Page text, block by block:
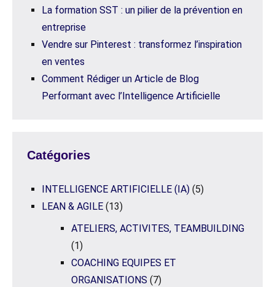
La formation SST : un pilier de la prévention en
entreprise
Vendre sur Pinterest : transformez l’inspiration
en ventes
Comment Rédiger un Article de Blog
Performant avec l’Intelligence Artificielle
Catégories
INTELLIGENCE ARTIFICIELLE (IA) (5)
LEAN & AGILE (13)
ATELIERS, ACTIVITES, TEAMBUILDING
(1)
COACHING EQUIPES ET
ORGANISATIONS (7)